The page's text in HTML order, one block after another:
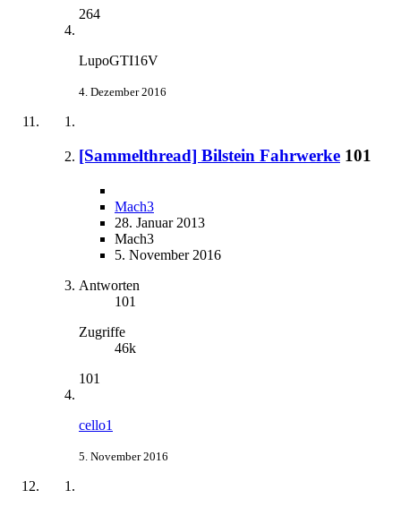
264
LupoGTI16V
4. Dezember 2016
[Sammelthread] Bilstein Fahrwerke 101
Mach3
28. Januar 2013
Mach3
5. November 2016
Antworten
101
Zugriffe
46k
101
cello1
5. November 2016